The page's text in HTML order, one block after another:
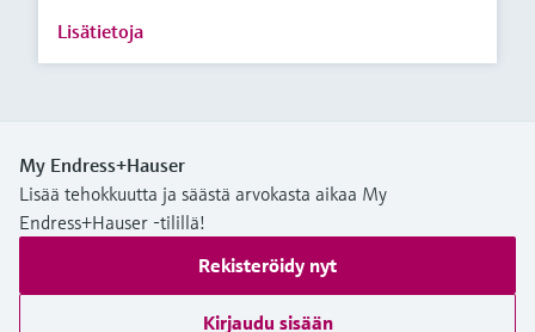
Lisätietoja
My Endress+Hauser
Lisää tehokkuutta ja säästä arvokasta aikaa My
Endress+Hauser -tilillä!
Rekisteröidy nyt
Kirjaudu sisään